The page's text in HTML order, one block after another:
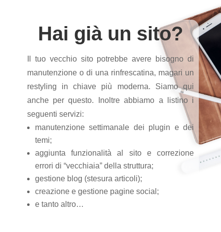
Hai già un sito?
Il tuo vecchio sito potrebbe avere bisogno di
manutenzione o di una rinfrescatina, magari un
restyling in chiave più moderna. Siamo qui
anche per questo. Inoltre abbiamo a listino i
seguenti servizi:
manutenzione settimanale dei plugin e dei
temi;
aggiunta funzionalità al sito e correzione
errori di “vecchiaia” della struttura;
gestione blog (stesura articoli);
creazione e gestione pagine social;
e tanto altro…